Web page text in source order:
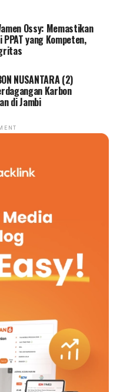
Ossy: Memastikan
yang Kompeten,
NUSANTARA (2)
Karbon
di Jambi